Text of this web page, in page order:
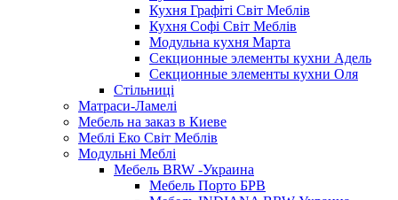
Кухня Графіті Світ Меблів
Кухня Софі Світ Меблів
Модульна кухня Марта
Секционные элементы кухни Адель
Секционные элементы кухни Оля
Стільниці
Матраси-Ламелі
Мебель на заказ в Киеве
Меблі Еко Світ Меблів
Модульні Меблі
Мебель BRW -Украина
Мебель Порто БРВ